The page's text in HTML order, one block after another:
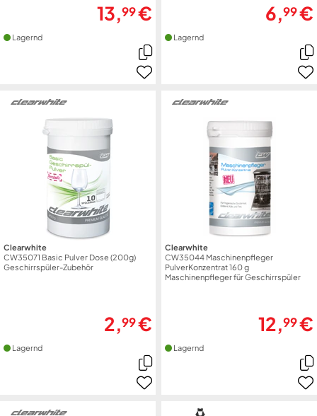
13,99€
Lagernd
6,99€
Lagernd
Clearwhite
CW35071 Basic Pulver Dose (200g)
Geschirrspüler-Zubehör
2,99€
Lagernd
Clearwhite
CW35044 Maschinenpfleger
PulverKonzentrat 160 g
Maschinenpfleger für Geschirrspüler
12,99€
Lagernd